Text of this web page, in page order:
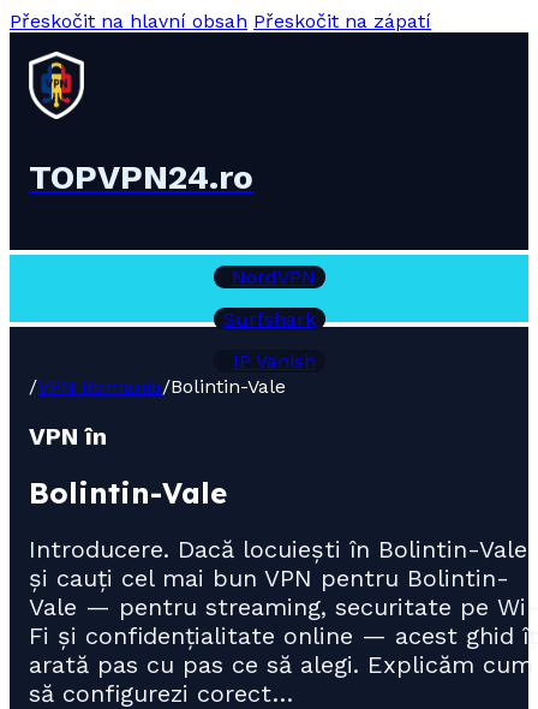
Přeskočit na hlavní obsah Přeskočit na zápatí
TOPVPN24.ro
NordVPN
Surfshark
IP Vanish
/VPN Romania/Bolintin-Vale
VPN în
Bolintin-Vale
Introducere. Dacă locuiești în Bolintin-Vale
și cauți cel mai bun VPN pentru Bolintin-
Vale — pentru streaming, securitate pe Wi-
Fi și confidențialitate online — acest ghid
arată pas cu pas ce să alegi. Explicăm cum
să configurezi corect…